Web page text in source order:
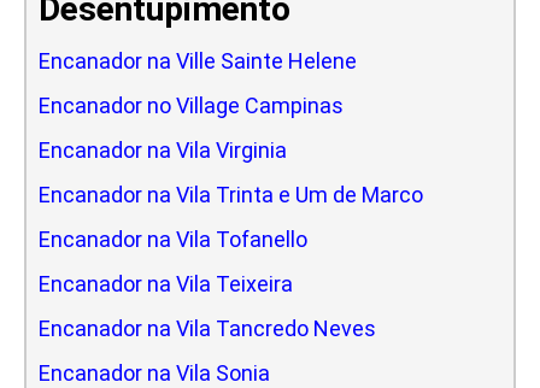
Desentupimento
Encanador na Ville Sainte Helene
Encanador no Village Campinas
Encanador na Vila Virginia
Encanador na Vila Trinta e Um de Marco
Encanador na Vila Tofanello
Encanador na Vila Teixeira
Encanador na Vila Tancredo Neves
Encanador na Vila Sonia